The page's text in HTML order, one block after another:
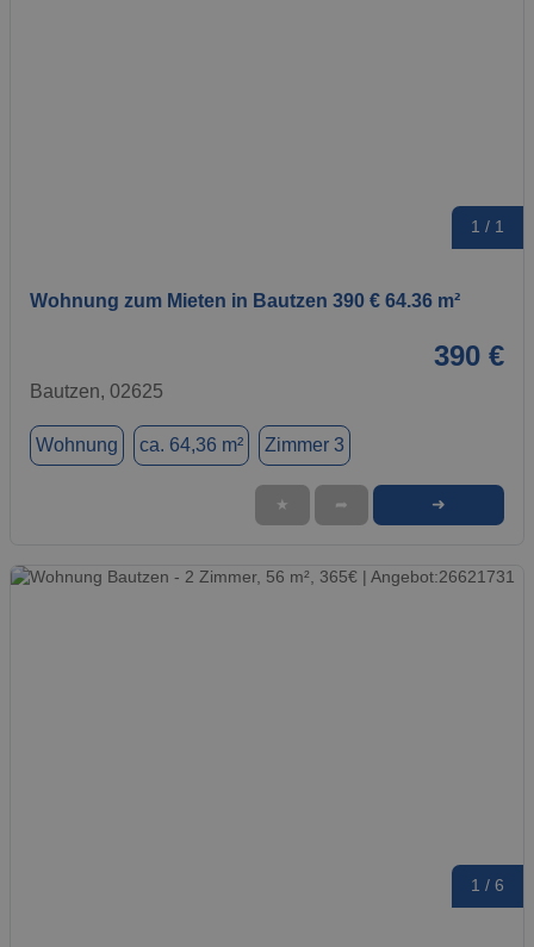
1 / 1
Wohnung zum Mieten in Bautzen 390 € 64.36 m²
390 €
Bautzen, 02625
Wohnung ca. 64,36 m² Zimmer 3
★ ➦ ➜
1 / 6